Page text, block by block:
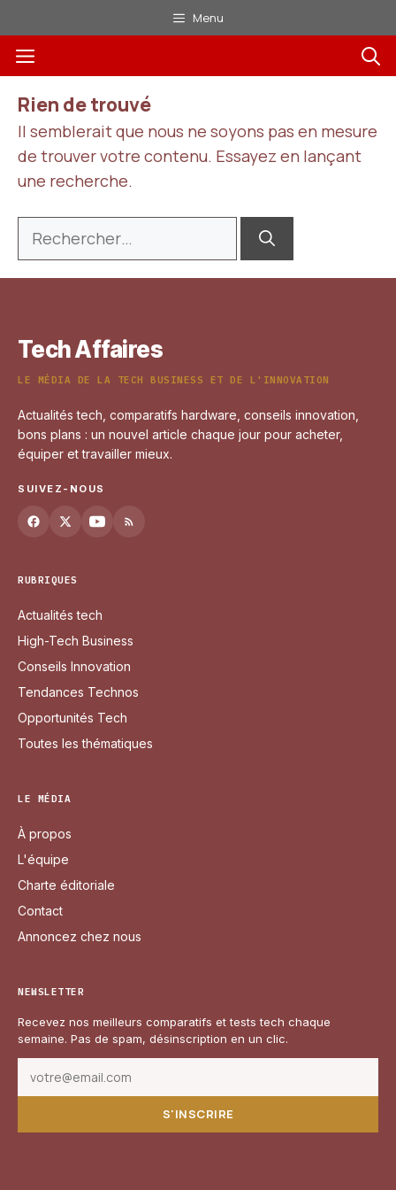
au
contenu
Menu
Menu
Rien de trouvé
Il semblerait que nous ne soyons pas en mesure
de trouver votre contenu. Essayez en lançant
une recherche.
Rechercher :
Tech Affaires
LE MÉDIA DE LA TECH BUSINESS ET DE L'INNOVATION
Actualités tech, comparatifs hardware, conseils innovation,
bons plans : un nouvel article chaque jour pour acheter,
équiper et travailler mieux.
SUIVEZ-NOUS
RUBRIQUES
Actualités tech
High-Tech Business
Conseils Innovation
Tendances Technos
Opportunités Tech
Toutes les thématiques
LE MÉDIA
À propos
L'équipe
Charte éditoriale
Contact
Annoncez chez nous
NEWSLETTER
Recevez nos meilleurs comparatifs et tests tech chaque
semaine. Pas de spam, désinscription en un clic.
S'INSCRIRE